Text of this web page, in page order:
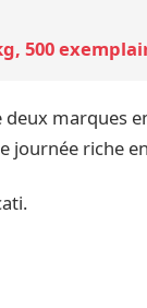
500
deux marques
journée riche